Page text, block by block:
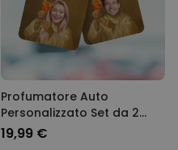
Profumatore Auto
Personalizzato Set da 2
Aperol con Viso
19,99 €